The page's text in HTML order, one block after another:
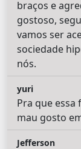
braços e
gostoso,
vamos ser
sociedade
nós.
yuri
Pra que
mau gosto
Jefferson